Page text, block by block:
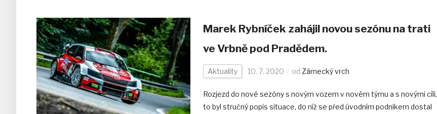
Marek Rybníček zahájil novou sezónu na trati
ve Vrbně pod Pradědem.
Aktuality 10. 7. 2020 od Zámecký vrch
Rozjezd do nové sezóny s novým vozem v novém týmu a s novými cíli,
to byl stručný popis situace, do níž se před úvodním podnikem dostal